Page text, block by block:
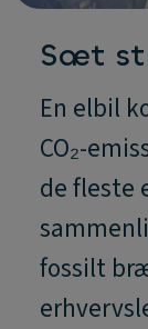
Sæt
En elbil
CO₂-
de fleste
fossilt